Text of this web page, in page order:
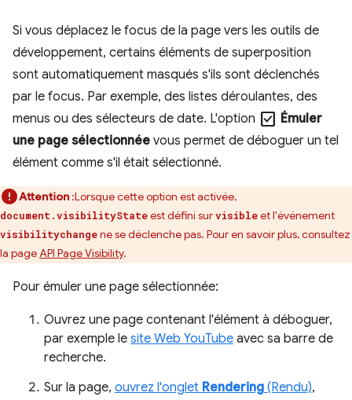
Si vous déplacez le focus de la page vers les outils de
développement, certains éléments de superposition
sont automatiquement masqués s'ils sont déclenchés
par le focus. Par exemple, des listes déroulantes, des
menus ou des sélecteurs de date. L'option check_box Émuler
une page sélectionnée vous permet de déboguer un tel
élément comme s'il était sélectionné.
Attention :Lorsque cette option est activée,
document.visibilityStateest défini survisibleet l'événement
visibilitychangene se déclenche pas. Pour en savoir plus, consultez
la pageAPI Page Visibility.
Pour émuler une page sélectionnée:
Ouvrez une page contenant l'élément à déboguer,
par exemple le site Web YouTube avec sa barre de
recherche.
Sur la page, ouvrez l'onglet Rendering (Rendu),